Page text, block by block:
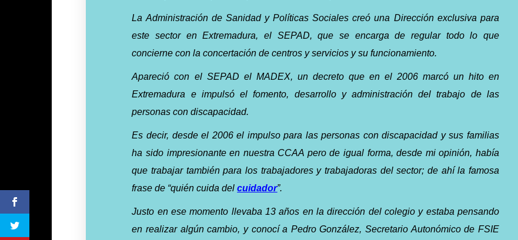
La Administración de Sanidad y Políticas Sociales creó una Dirección exclusiva para
este sector en Extremadura, el SEPAD, que se encarga de regular todo lo que
concierne con la concertación de centros y servicios y su funcionamiento.
Apareció con el SEPAD el MADEX, un decreto que en el 2006 marcó un hito en
Extremadura e impulsó el fomento, desarrollo y administración del trabajo de las
personas con discapacidad.
Es decir, desde el 2006 el impulso para las personas con discapacidad y sus familias
ha sido impresionante en nuestra CCAA pero de igual forma, desde mi opinión, había
que trabajar también para los trabajadores y trabajadoras del sector; de ahí la famosa
frase de “quién cuida delcuidador”.
Justo en ese momento llevaba 13 años en la dirección del colegio y estaba pensando
en realizar algún cambio, y conocí a Pedro González, Secretario Autonómico de FSIE